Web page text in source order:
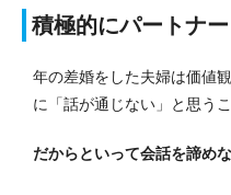
積極的にパートナ
年の差婚をした夫婦は価値
に「話が通じない」と思う
だからといって会話を諦め